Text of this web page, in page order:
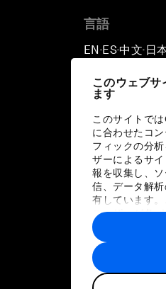
このウェブ
ます
このサイトで
に合わせたコ
フィックの分
ザーによるサ
報を収集し、
信、データ解
有しています。
ユーザーが各
報や各パートナ
に収集された
トナーによって
す。
言語
EN ▪ ES▪中文▪ 日